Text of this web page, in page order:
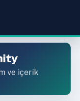
ve içerik